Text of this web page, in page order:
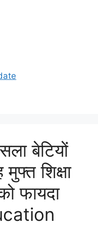
बेटियों
शिक्षा
फायदा